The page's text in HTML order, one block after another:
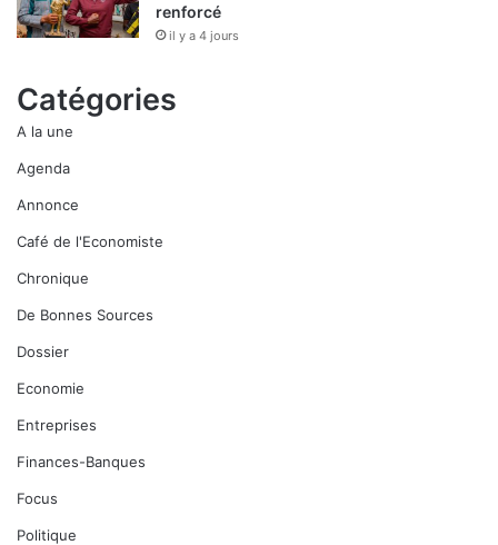
renforcé
il y a 4 jours
Catégories
A la une
Agenda
Annonce
Café de l'Economiste
Chronique
De Bonnes Sources
Dossier
Economie
Entreprises
Finances-Banques
Focus
Politique